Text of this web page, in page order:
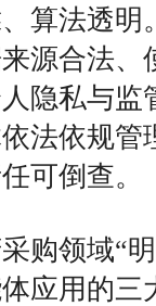
算法透明
源合法、
隐私与
法依规管
可倒查。
购领域“
应用的三